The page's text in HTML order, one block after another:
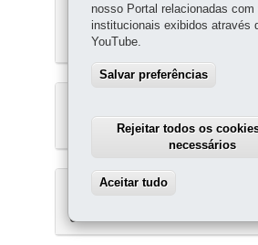
RAFAEL DANIELEWICZ |
Matrícula: 16/286-L | Data:
21/12/2016
Matrícula: 24/396-L | Data:
02/07/2024
RAIMUNDO MAGALHAES
09/01/2004
nosso Portal relacionadas com
institucionais exibidos através
YouTube.
Salvar preferências
Rejeitar todos os
necessários
Aceitar tudo